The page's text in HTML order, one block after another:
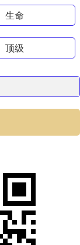
生命
顶级